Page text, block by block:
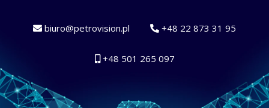
biuro@petrovision.pl +48 22 873 31 95
+48 501 265 097